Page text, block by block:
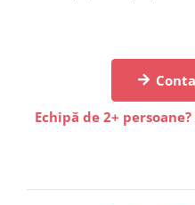
Echipă de 2+